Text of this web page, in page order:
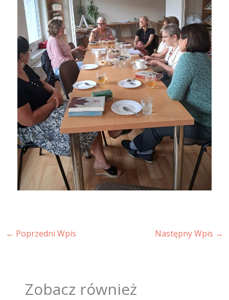
← Poprzedni Wpis Następny Wpis →
Zobacz również